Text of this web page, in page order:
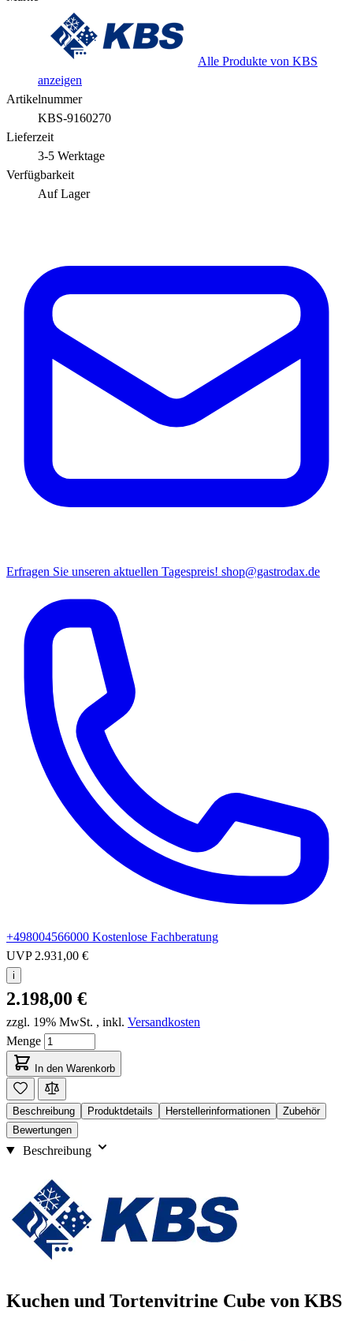
Alle Produkte von KBS
anzeigen
Artikelnummer
KBS-9160270
Lieferzeit
3-5 Werktage
Verfügbarkeit
Auf Lager
Erfragen Sie unseren aktuellen Tagespreis! shop@gastrodax.de
+498004566000 Kostenlose Fachberatung
UVP 2.931,00 €
i
2.198,00 €
zzgl. 19% MwSt. , inkl. Versandkosten
Menge
In den Warenkorb
Beschreibung Produktdetails Herstellerinformationen
Zubehör
Bewertungen
Beschreibung
Kuchen und Tortenvitrine Cube von KBS